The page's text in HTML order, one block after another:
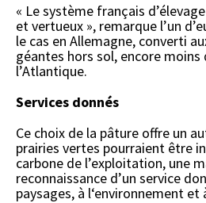
« Le système français
et vertueux », remarque l’un
le cas en Allemagne, converti
géantes hors sol, encore moins
l’Atlantique.
Services donnés
Ce choix de la pâture offre un
prairies vertes pourraient être
carbone de l’exploitation, une
reconnaissance d’un service
paysages, à l‘environnement